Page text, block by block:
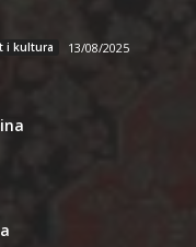
i kultura 13/08/2025